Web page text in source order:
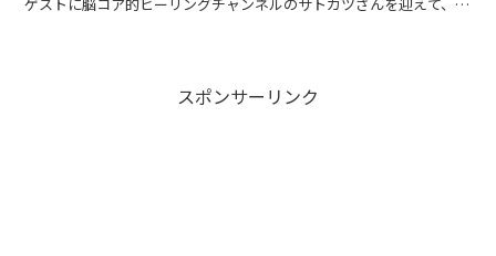
スポンサーリンク